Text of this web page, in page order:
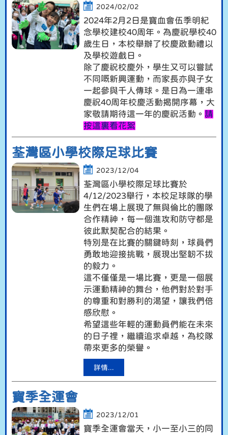
2024/02/02
2024年2月2日是寶血會伍季明紀
念學校建校40周年。為慶祝學校40
歲生日，本校舉辦了校慶啟動禮以
及學校遊戲日。
除了慶祝校慶外，學生又可以嘗試
不同嘅新興運動，而家長亦與子女
一起參與千人傳球。是日為一連串
慶祝40周年校慶活動揭開序幕，大
家敬請期待這一年的慶祝活動。 請
按這裏看花絮
荃灣區小學校際足球比賽
2023/12/04
荃灣區小學校際足球比賽於
4/12/2023舉行，本校足球隊的學
生們在場上展現了無與倫比的團隊
合作精神，每一個進攻和防守都是
彼此默契配合的結果。
特別是在比賽的關鍵時刻，球員們
勇敢地迎接挑戰，展現出堅韌不拔
的毅力。
這不僅僅是一場比賽，更是一個展
示運動精神的舞台，他們對於對手
的尊重和對勝利的渴望，讓我們倍
感欣慰。
希望這些年輕的運動員們能在未來
的日子裡，繼續追求卓越，為校隊
帶來更多的榮譽。
詳情...
寶季全運會
2023/12/01
寶季全運會當天，小一至小三的同